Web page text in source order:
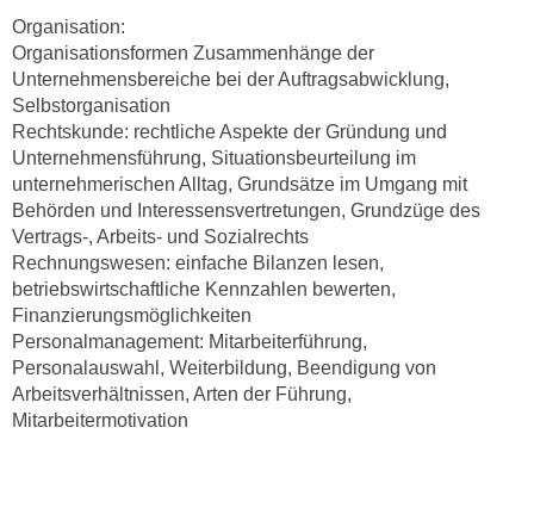
Organisation:
Organisationsformen Zusammenhänge der
Unternehmensbereiche bei der Auftragsabwicklung,
Selbstorganisation
Rechtskunde: rechtliche Aspekte der Gründung und
Unternehmensführung, Situationsbeurteilung im
unternehmerischen Alltag, Grundsätze im Umgang mit
Behörden und Interessensvertretungen, Grundzüge des
Vertrags-, Arbeits- und Sozialrechts
Rechnungswesen: einfache Bilanzen lesen,
betriebswirtschaftliche Kennzahlen bewerten,
Finanzierungsmöglichkeiten
Personalmanagement: Mitarbeiterführung,
Personalauswahl, Weiterbildung, Beendigung von
Arbeitsverhältnissen, Arten der Führung,
Mitarbeitermotivation
n
w
i
r
z
i
e
l
o
r
i
e
n
i
-
U
S
A
u
n
t
e
r
w
o
r
f
e